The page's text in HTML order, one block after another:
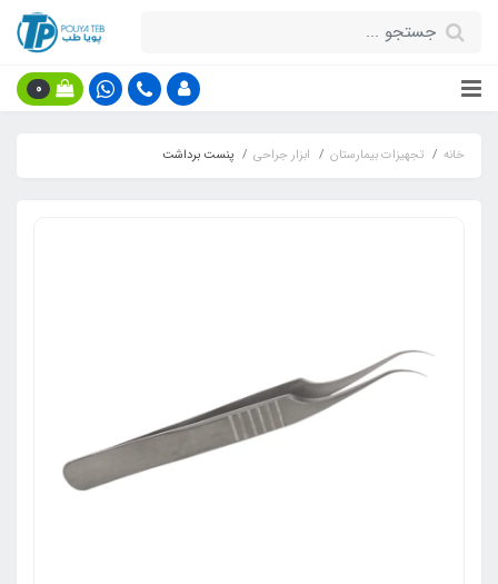
0
خانه تجهیزات بیمارستان ابزار جراحی پنست برداشت